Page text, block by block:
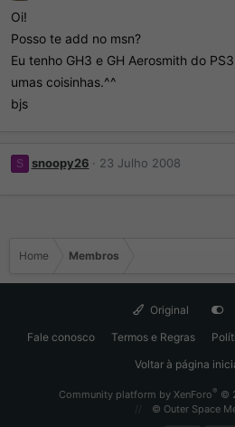
Oi!
Posso te add no msn?
Eu tenho GH3 e GH Aerosmith do
umas coisinhas.^^
bjs
S snoopy26 23 Julho 2008
Home Membros
Original
Fale conosco
Termos e Regras
Voltar à página
Community platform by XenForo® ©
© Outer Space